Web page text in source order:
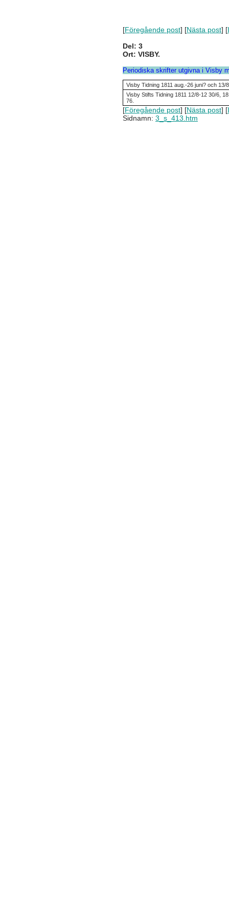
[Föregående post] [Nästa post] [
Del: 3
Ort: VISBY.
Periodiska skrifter utgivna i Visby
Visby Tidning 1811 aug.-26 juni? och 13/
Visby Stifts Tidning 1811 12/8-12 30/6,
76.
[Föregående post] [Nästa post] [
Sidnamn: 3_s_413.htm